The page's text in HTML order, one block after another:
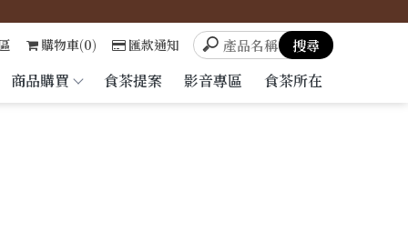
商品購買 食茶提案 影音專區 食茶所在
購物車(0) 匯款通知